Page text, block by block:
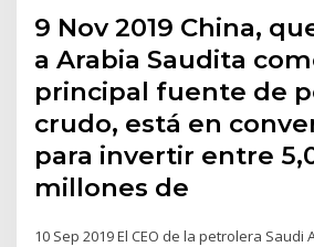
9 Nov 2019 China,
a Arabia Saudita
principal fuente de
crudo, está en
para invertir entre
millones de
10 Sep 2019 El CEO de la petrolera